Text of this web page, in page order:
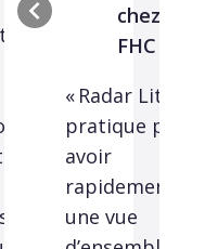
chez
FHC
« Radar Lite est
pratique pour
avoir
rapidement
une vue